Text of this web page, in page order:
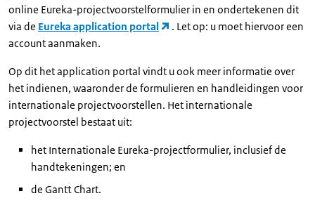
online Eureka-projectvoorstelformulier in en ondertekenen dit
via de Eureka application portal
. Let op: u moet hiervoor een
account aanmaken.
Op dit het application portal vindt u ook meer informatie over
het indienen, waaronder de formulieren en handleidingen voor
internationale projectvoorstellen. Het internationale
projectvoorstel bestaat uit:
het Internationale Eureka-projectformulier, inclusief de
handtekeningen; en
de Gantt Chart.